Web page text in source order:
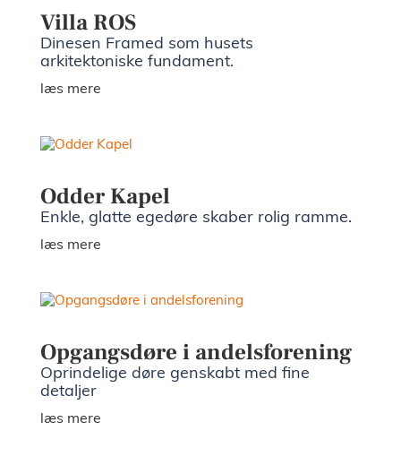
Villa ROS
Dinesen Framed som husets
arkitektoniske fundament.
læs mere
Odder Kapel
Enkle, glatte egedøre skaber rolig ramme.
læs mere
Opgangsdøre i andelsforening
Oprindelige døre genskabt med fine
detaljer
læs mere